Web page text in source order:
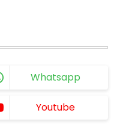
Whatsapp
Youtube